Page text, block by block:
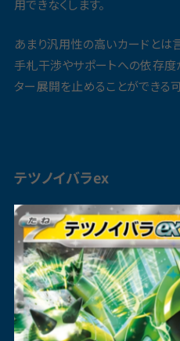
用できなくします。
あまり汎用性の高いカードとは
手札干渉やサポートへの依存度
ター展開を止めることができる
テツノイバラex